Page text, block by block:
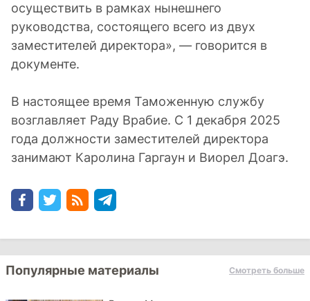
осуществить в рамках нынешнего
руководства, состоящего всего из двух
заместителей директора», — говорится в
документе.
В настоящее время Таможенную службу
возглавляет Раду Врабие. С 1 декабря 2025
года должности заместителей директора
занимают Каролина Гаргаун и Виорел Доагэ.
Популярные материалы Смотреть больше